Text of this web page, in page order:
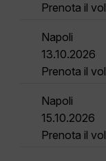
Prenota il
Napoli
13.10.2026
Prenota il
Napoli
15.10.2026
Prenota il